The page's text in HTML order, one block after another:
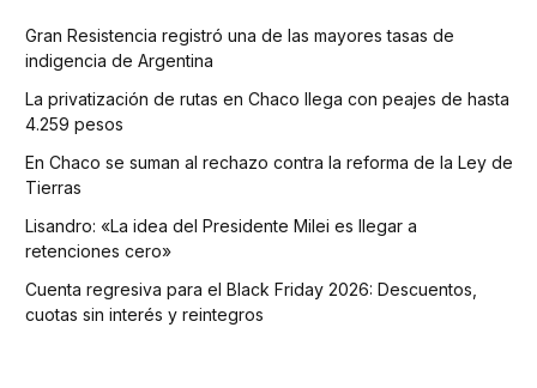
Gran Resistencia registró una de las mayores tasas de
indigencia de Argentina
La privatización de rutas en Chaco llega con peajes de hasta
4.259 pesos
En Chaco se suman al rechazo contra la reforma de la Ley de
Tierras
Lisandro: «La idea del Presidente Milei es llegar a
retenciones cero»
Cuenta regresiva para el Black Friday 2026: Descuentos,
cuotas sin interés y reintegros